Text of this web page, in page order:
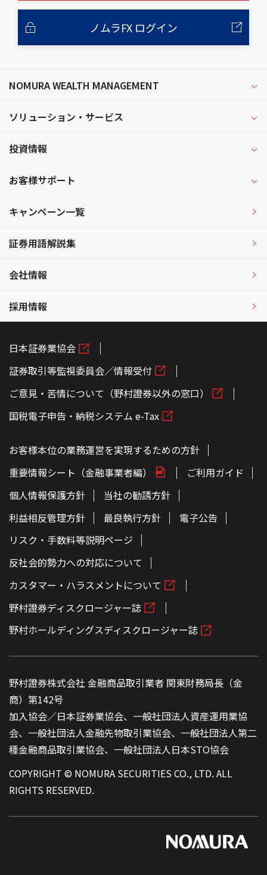
ノムラFX ログイン
NOMURA WEALTH MANAGEMENT
ソリューション・サービス
投資情報
お客様サポート
キャンペーン一覧
証券用語解説集
会社情報
採用情報
日本証券業協会
証券取引等監視委員会／情報受付
ご意見・苦情について（野村證券以外の窓口）
国税電子申告・納税システム e-Tax
お客様本位の業務運営を実現するための方針
重要情報シート（金融事業者編）
ご利用ガイド
個人情報保護方針
当社の勧誘方針
利益相反管理方針
最良執行方針
電子公告
リスク・手数料等説明ページ
反社会的勢力への対応について
カスタマー・ハラスメントについて
野村證券ディスクロージャー誌
野村ホールディングスディスクロージャー誌
野村證券株式会社 金融商品取引業者 関東財務局長（金
商）第142号
加入協会／日本証券業協会、一般社団法人資産運用業協
会、一般社団法人金融先物取引業協会、一般社団法人第二
種金融商品取引業協会、一般社団法人日本STO協会
COPYRIGHT © NOMURA SECURITIES CO., LTD. ALL
RIGHTS RESERVED.